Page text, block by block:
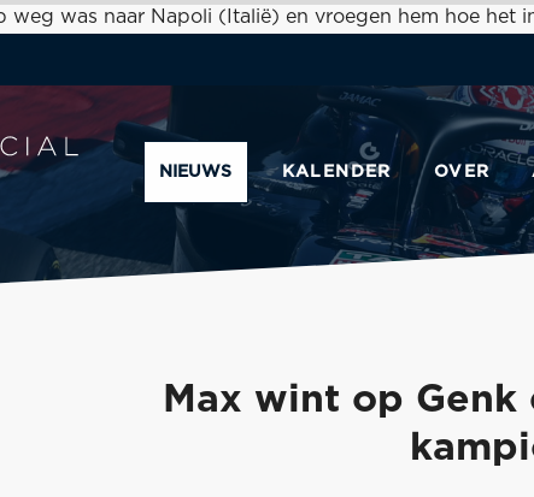
weg was naar Napoli (Italië) en vroegen hem hoe het
NIEUWS KALENDER OVER
Max wint op Genk